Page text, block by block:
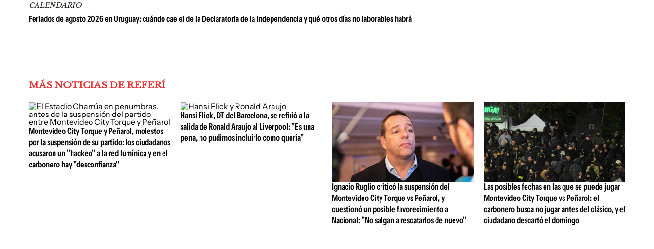
CALENDARIO
Feriados de agosto 2026 en Uruguay: cuándo cae el de la Declaratoria de la Independencia y qué otros días no laborables habrá
MÁS NOTICIAS DE REFERÍ
Montevideo City Torque y Peñarol, molestos
por la suspensión de su partido: los ciudadanos
acusaron un "hackeo" a la red lumínica y en el
carbonero hay "desconfianza"
Hansi Flick, DT del Barcelona, se refirió a la
salida de Ronald Araujo al Liverpool: "Es una
pena, no pudimos incluirlo como quería"
Ignacio Ruglio criticó la suspensión del
Montevideo City Torque vs Peñarol, y
cuestionó un posible favorecimiento a
Nacional: "No salgan a rescatarlos de nuevo"
Las posibles fechas en las que se puede jugar
Montevideo City Torque vs Peñarol: el
carbonero busca no jugar antes del clásico, y el
ciudadano descartó el domingo